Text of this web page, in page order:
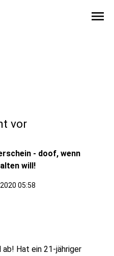
menu
vor
- doof, wenn
will!
05:58
ab! Hat ein 21-jähriger